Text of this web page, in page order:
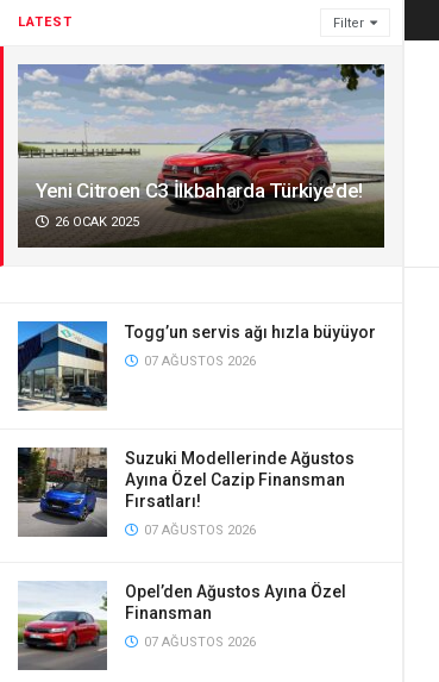
LATEST Filter
Yeni Citroen C3 İlkbaharda Türkiye’de!
26 OCAK 2025
Togg’un servis ağı hızla büyüyor
07 AĞUSTOS 2026
Suzuki Modellerinde Ağustos
Ayına Özel Cazip Finansman
Fırsatları!
07 AĞUSTOS 2026
Opel’den Ağustos Ayına Özel
Finansman
07 AĞUSTOS 2026